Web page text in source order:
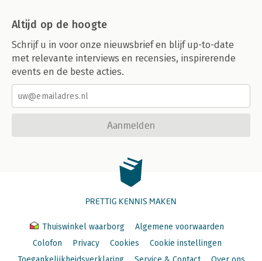
Altijd op de hoogte
Schrijf u in voor onze nieuwsbrief en blijf up-to-date
met relevante interviews en recensies, inspirerende
events en de beste acties.
Aanmelden
PRETTIG KENNIS MAKEN
Thuiswinkel waarborg
Algemene voorwaarden
Colofon
Privacy Cookies
Cookie instellingen